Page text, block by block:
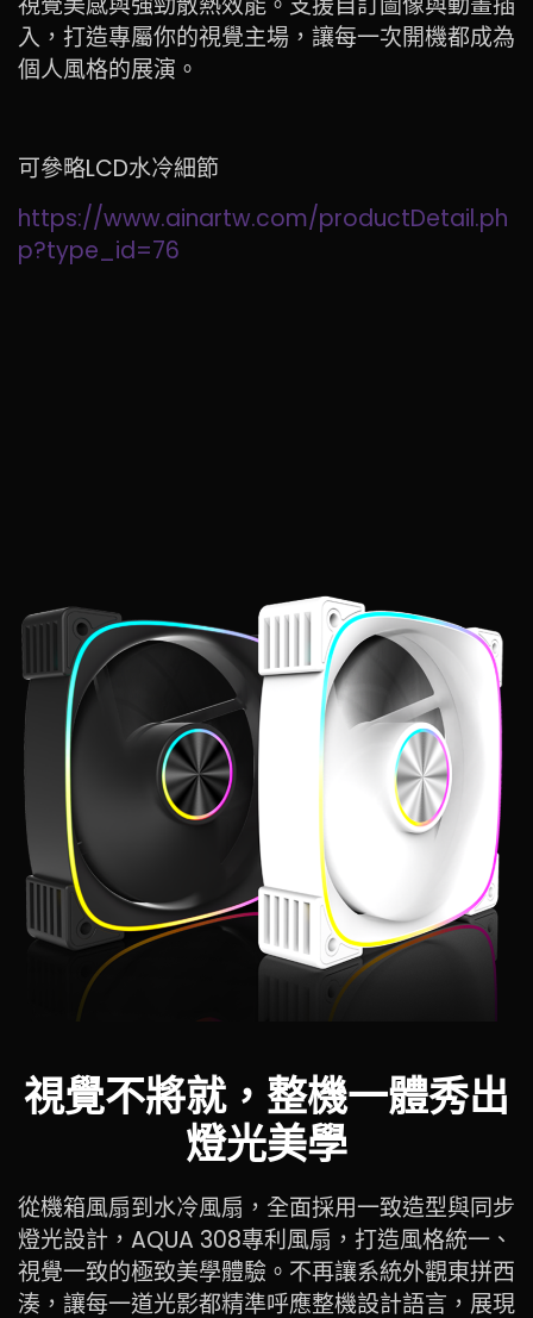
入，打造專屬你的視覺主場，讓每一次開機都成為
個人風格的展演。
可參略LCD水冷細節
https://www.ainartw.com/productDetail.ph
p?type_id=76
視覺不將就，整機一體秀出
燈光美學
從機箱風扇到水冷風扇，全面採用一致造型與同步
燈光設計，AQUA 308專利風扇，打造風格統一、
視覺一致的極致美學體驗。不再讓系統外觀東拼西
湊，讓每一道光影都精準呼應整機設計語言，展現